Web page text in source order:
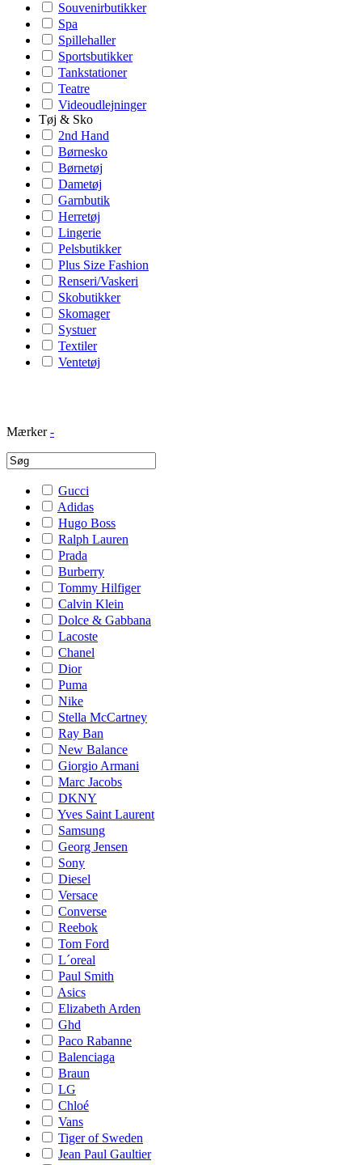
Souvenirbutikker
Spa
Spillehaller
Sportsbutikker
Tankstationer
Teatre
Videoudlejninger
Tøj & Sko
2nd Hand
Børnesko
Børnetøj
Dametøj
Garnbutik
Herretøj
Lingerie
Pelsbutikker
Plus Size Fashion
Renseri/Vaskeri
Skobutikker
Skomager
Systuer
Textiler
Ventetøj
Mærker -
Gucci
Adidas
Hugo Boss
Ralph Lauren
Prada
Burberry
Tommy Hilfiger
Calvin Klein
Dolce & Gabbana
Lacoste
Chanel
Dior
Puma
Nike
Stella McCartney
Ray Ban
New Balance
Giorgio Armani
Marc Jacobs
DKNY
Yves Saint Laurent
Samsung
Georg Jensen
Sony
Diesel
Versace
Converse
Reebok
Tom Ford
L´oreal
Paul Smith
Asics
Elizabeth Arden
Ghd
Paco Rabanne
Balenciaga
Braun
LG
Chloé
Vans
Tiger of Sweden
Jean Paul Gaultier